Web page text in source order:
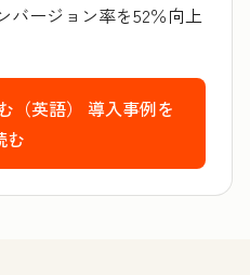
バージョン率を52％向上
（英語） 導入事例を
む